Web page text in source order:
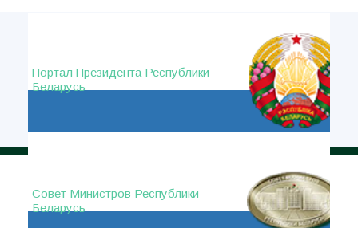
Портал Президента Республики
Беларусь
Совет Министров Республики
Беларусь